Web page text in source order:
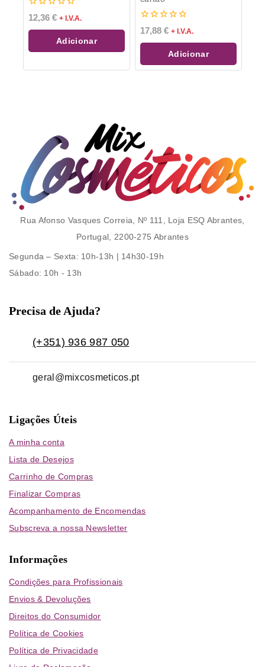
0
de
5
12,36 € + I.V.A.
Adicionar
0
de
5
17,88 € + I.V.A.
Adicionar
Rua Afonso Vasques Correia, Nº 111, Loja ESQ Abrantes,
Portugal, 2200-275 Abrantes
Segunda – Sexta: 10h-13h | 14h30-19h
Sábado: 10h - 13h
Precisa de Ajuda?
(+351) 936 987 050
geral@mixcosmeticos.pt
Ligações Úteis
A minha conta
Lista de Desejos
Carrinho de Compras
Finalizar Compras
Acompanhamento de Encomendas
Subscreva a nossa Newsletter
Informações
Condições para Profissionais
Envios & Devoluções
Direitos do Consumidor
Política de Cookies
Política de Privacidade